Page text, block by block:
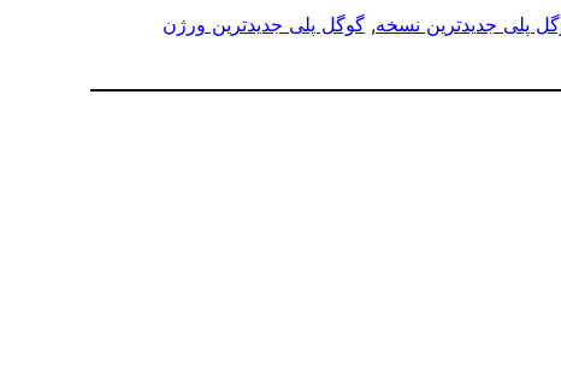
پلی جدیدترین نسخه, گوگل پلی جدیدترین ورژن